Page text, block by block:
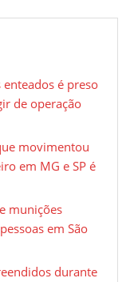
é preso
de operação
movimentou
em MG e SP é
munições
em São
durante